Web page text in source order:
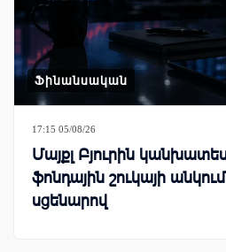
Ֆինանսական
17:15 05/08/26
Մայքլ Բյուրին
ֆոնդային շուկայի
սցենարով